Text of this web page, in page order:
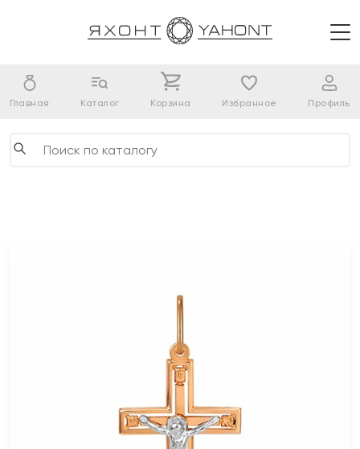
Главная Каталог Корзина Избранное Профиль